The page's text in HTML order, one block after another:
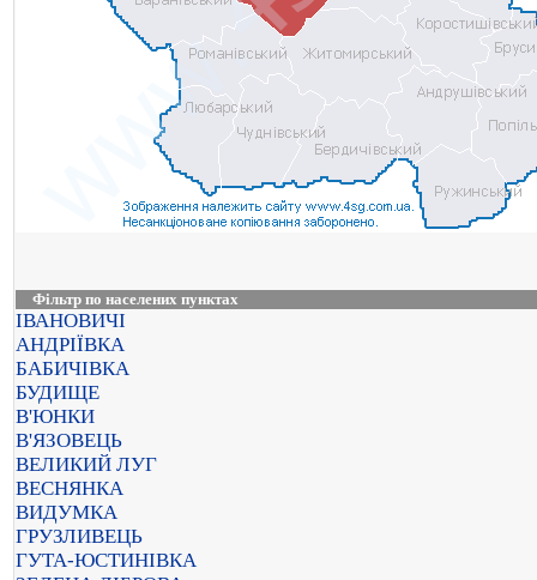
Фільтр по населених пунктах
ІВАНОВИЧІ
АНДРІЇВКА
БАБИЧІВКА
БУДИЩЕ
В'ЮНКИ
В'ЯЗОВЕЦЬ
ВЕЛИКИЙ ЛУГ
ВЕСНЯНКА
ВИДУМКА
ГРУЗЛИВЕЦЬ
ГУТА-ЮСТИНІВКА